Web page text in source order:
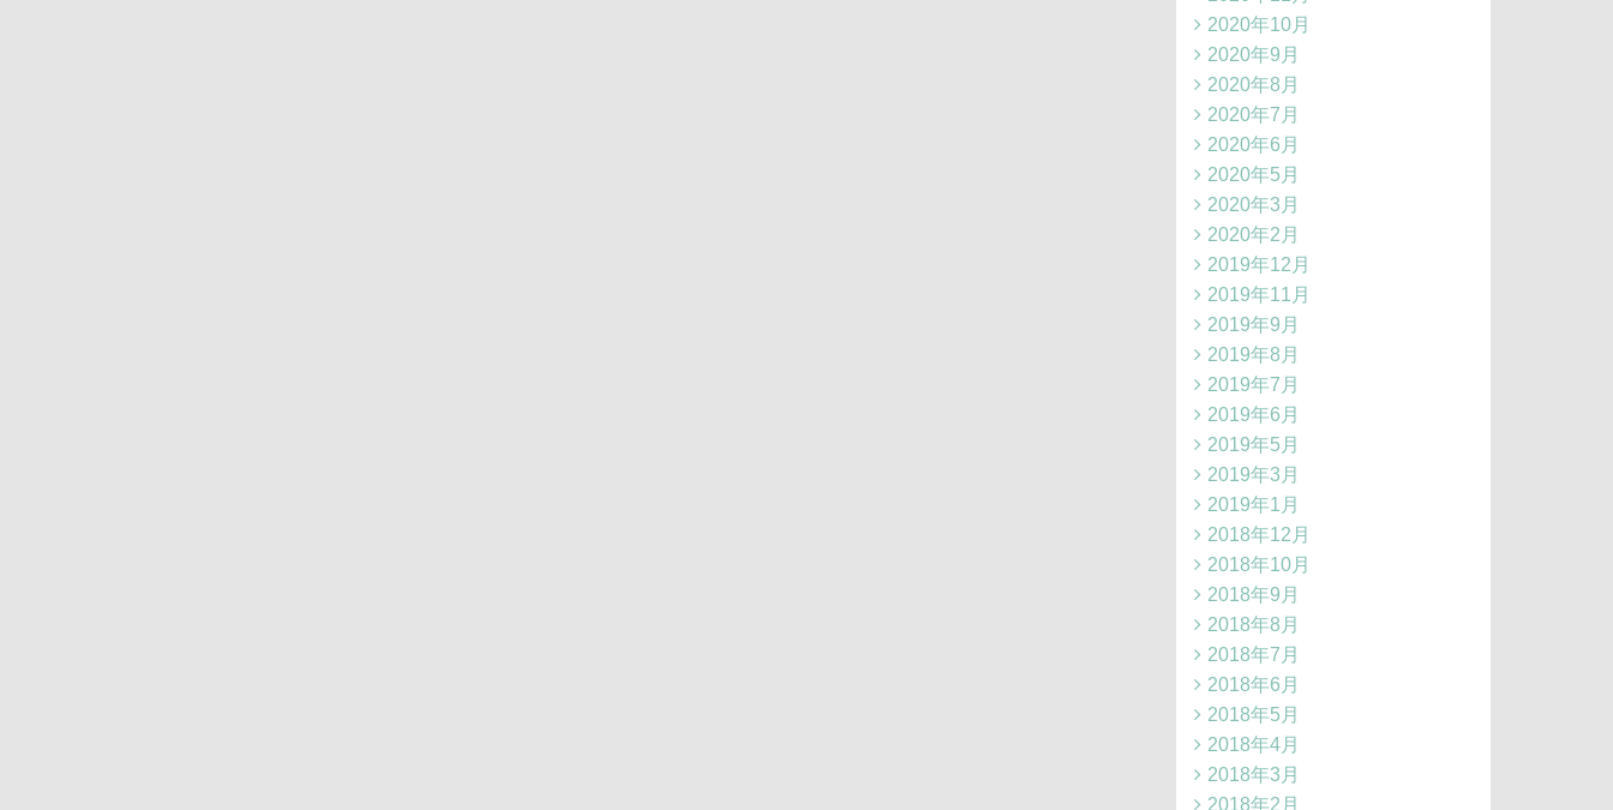
2020年10月
2020年9月
2020年8月
2020年7月
2020年6月
2020年5月
2020年3月
2020年2月
2019年12月
2019年11月
2019年9月
2019年8月
2019年7月
2019年6月
2019年5月
2019年3月
2019年1月
2018年12月
2018年10月
2018年9月
2018年8月
2018年7月
2018年6月
2018年5月
2018年4月
2018年3月
2018年2月